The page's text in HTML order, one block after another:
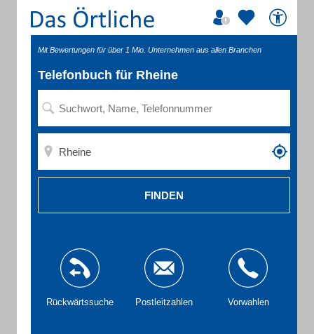
Mit Bewertungen für über 1 Mio. Unternehmen aus allen Branchen
Telefonbuch für Rheine
FINDEN
Rückwärtssuche Postleitzahlen Vorwahlen